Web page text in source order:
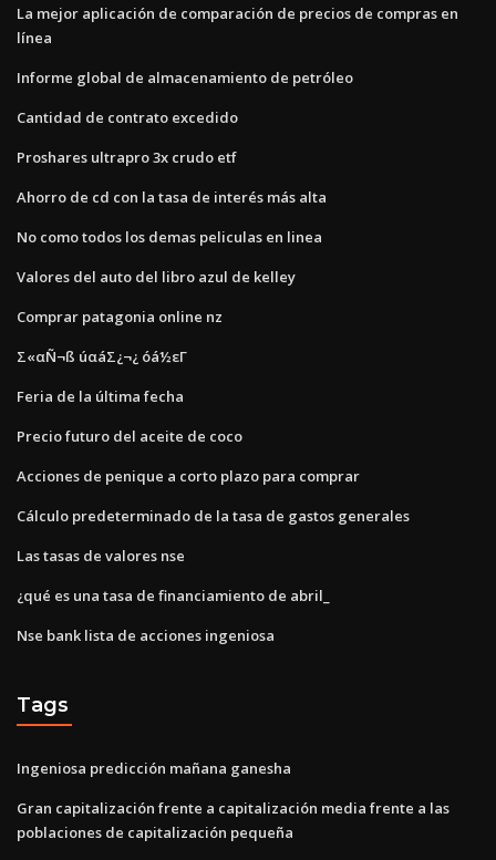
La mejor aplicación de comparación de precios de compras en
línea
Informe global de almacenamiento de petróleo
Cantidad de contrato excedido
Proshares ultrapro 3x crudo etf
Ahorro de cd con la tasa de interés más alta
No como todos los demas peliculas en linea
Valores del auto del libro azul de kelley
Comprar patagonia online nz
Σ«αÑ¬ß úαáΣ¿¬¿ óá½εΓ
Feria de la última fecha
Precio futuro del aceite de coco
Acciones de penique a corto plazo para comprar
Cálculo predeterminado de la tasa de gastos generales
Las tasas de valores nse
¿qué es una tasa de financiamiento de abril_
Nse bank lista de acciones ingeniosa
Tags
Ingeniosa predicción mañana ganesha
Gran capitalización frente a capitalización media frente a las
poblaciones de capitalización pequeña